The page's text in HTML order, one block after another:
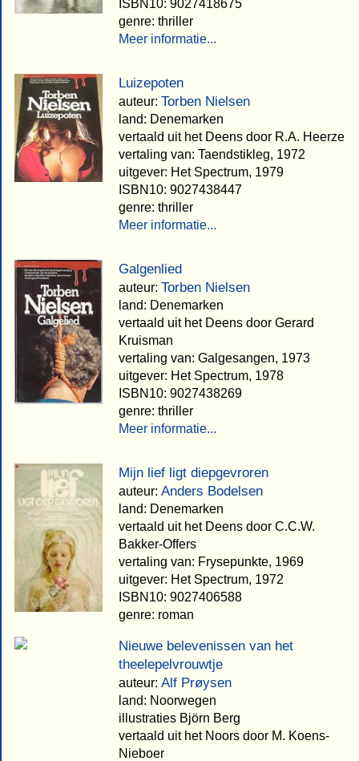
ISBN10: 9027418675
genre: thriller
Meer informatie...
Luizepoten
auteur: Torben Nielsen
land: Denemarken
vertaald uit het Deens door R.A. Heerze
vertaling van: Taendstikleg, 1972
uitgever: Het Spectrum, 1979
ISBN10: 9027438447
genre: thriller
Meer informatie...
Galgenlied
auteur: Torben Nielsen
land: Denemarken
vertaald uit het Deens door Gerard
Kruisman
vertaling van: Galgesangen, 1973
uitgever: Het Spectrum, 1978
ISBN10: 9027438269
genre: thriller
Meer informatie...
Mijn lief ligt diepgevroren
auteur: Anders Bodelsen
land: Denemarken
vertaald uit het Deens door C.C.W.
Bakker-Offers
vertaling van: Frysepunkte, 1969
uitgever: Het Spectrum, 1972
ISBN10: 9027406588
genre: roman
Nieuwe belevenissen van het
theelepelvrouwtje
auteur: Alf Prøysen
land: Noorwegen
illustraties Björn Berg
vertaald uit het Noors door M. Koens-
Nieboer